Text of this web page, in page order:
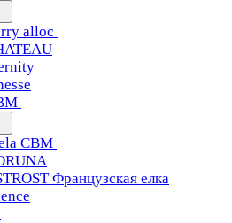
alloc
CBM
Французская елка